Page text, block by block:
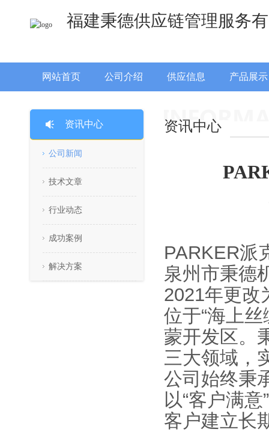
福建秉德供应链管理服务
网站首页 公司介绍 供应信息 产品展示
资讯中心
公司新闻
技术文章
行业动态
成功案例
解决方案
资讯中心
PARKER派
泉州市秉德
2021年更改
位于“海上
蒙开发区。
三大领域，
公司始终秉
以“客户满
客户建立长